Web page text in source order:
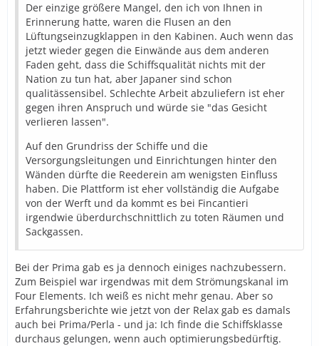
Der einzige größere Mangel, den ich von Ihnen in
Erinnerung hatte, waren die Flusen an den
Lüftungseinzugklappen in den Kabinen. Auch wenn das
jetzt wieder gegen die Einwände aus dem anderen
Faden geht, dass die Schiffsqualität nichts mit der
Nation zu tun hat, aber Japaner sind schon
qualitässensibel. Schlechte Arbeit abzuliefern ist eher
gegen ihren Anspruch und würde sie "das Gesicht
verlieren lassen".
Auf den Grundriss der Schiffe und die
Versorgungsleitungen und Einrichtungen hinter den
Wänden dürfte die Reederein am wenigsten Einfluss
haben. Die Plattform ist eher vollständig die Aufgabe
von der Werft und da kommt es bei Fincantieri
irgendwie überdurchschnittlich zu toten Räumen und
Sackgassen.
Bei der Prima gab es ja dennoch einiges nachzubessern.
Zum Beispiel war irgendwas mit dem Strömungskanal im
Four Elements. Ich weiß es nicht mehr genau. Aber so
Erfahrungsberichte wie jetzt von der Relax gab es damals
auch bei Prima/Perla - und ja: Ich finde die Schiffsklasse
durchaus gelungen, wenn auch optimierungsbedürftig.